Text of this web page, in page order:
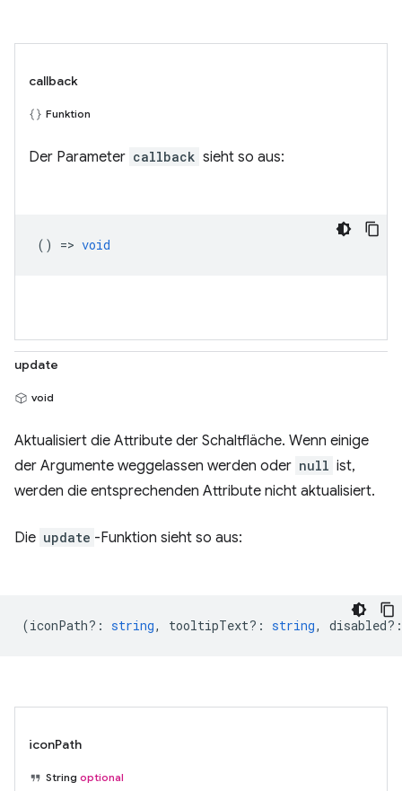
callback
Funktion
Der Parameter callback sieht so aus:
() => void
update
void
Aktualisiert die Attribute der Schaltfläche. Wenn einige
der Argumente weggelassen werden oder null ist,
werden die entsprechenden Attribute nicht aktualisiert.
Die update -Funktion sieht so aus:
(iconPath? : string, tooltipText? : string, disabled? :
iconPath
String optional